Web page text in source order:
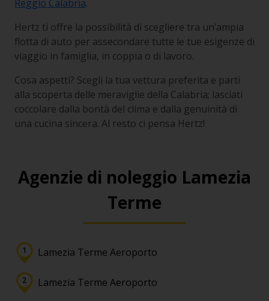
Reggio Calabria.
Hertz ti offre la possibilità di scegliere tra un’ampia
flotta di auto per assecondare tutte le tue esigenze di
viaggio in famiglia, in coppia o di lavoro.
Cosa aspetti? Scegli la tua vettura preferita e parti
alla scoperta delle meraviglie della Calabria; lasciati
coccolare dalla bontà del clima e dalla genuinità di
una cucina sincera. Al resto ci pensa Hertz!
Agenzie di noleggio Lamezia
Terme
Lamezia Terme Aeroporto
Lamezia Terme Aeroporto